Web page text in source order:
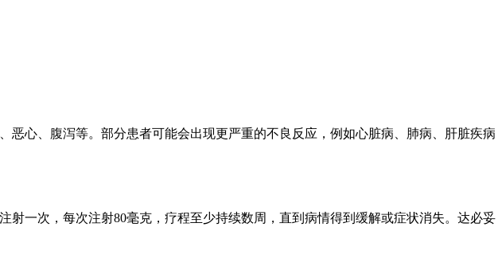
心、腹泻等。部分患者可能会出现更严重的不良反应，例如心脏病、肺病、肝脏疾病
一次，每次注射80毫克，疗程至少持续数周，直到病情得到缓解或症状消失。达必妥